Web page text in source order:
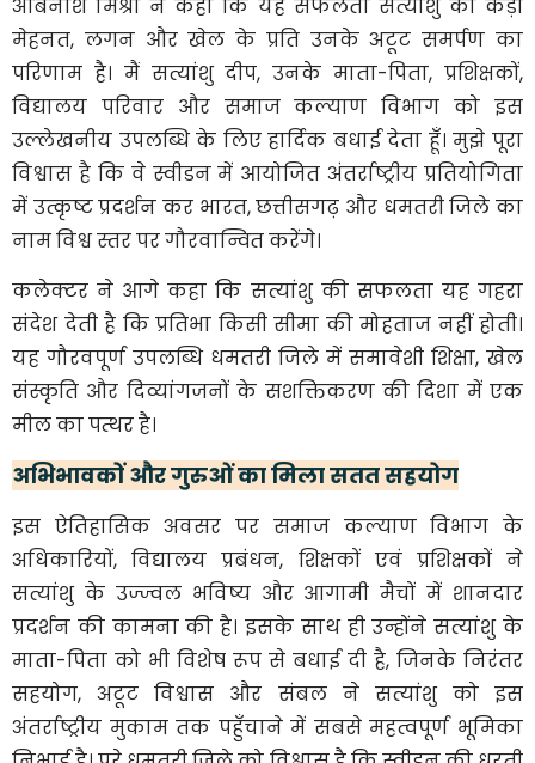
अबिनाश मिश्रा ने कहा कि यह सफलता सत्यांशु की कड़ी
मेहनत, लगन और खेल के प्रति उनके अटूट समर्पण का
परिणाम है। मैं सत्यांशु दीप, उनके माता-पिता, प्रशिक्षकों,
विद्यालय परिवार और समाज कल्याण विभाग को इस
उल्लेखनीय उपलब्धि के लिए हार्दिक बधाई देता हूँ। मुझे पूरा
विश्वास है कि वे स्वीडन में आयोजित अंतर्राष्ट्रीय प्रतियोगिता
में उत्कृष्ट प्रदर्शन कर भारत, छत्तीसगढ़ और धमतरी जिले का
नाम विश्व स्तर पर गौरवान्वित करेंगे।
कलेक्टर ने आगे कहा कि सत्यांशु की सफलता यह गहरा
संदेश देती है कि प्रतिभा किसी सीमा की मोहताज नहीं होती।
यह गौरवपूर्ण उपलब्धि धमतरी जिले में समावेशी शिक्षा, खेल
संस्कृति और दिव्यांगजनों के सशक्तिकरण की दिशा में एक
मील का पत्थर है।
अभिभावकों और गुरुओं का मिला सतत सहयोग
इस ऐतिहासिक अवसर पर समाज कल्याण विभाग के
अधिकारियों, विद्यालय प्रबंधन, शिक्षकों एवं प्रशिक्षकों ने
सत्यांशु के उज्ज्वल भविष्य और आगामी मैचों में शानदार
प्रदर्शन की कामना की है। इसके साथ ही उन्होंने सत्यांशु के
माता-पिता को भी विशेष रूप से बधाई दी है, जिनके निरंतर
सहयोग, अटूट विश्वास और संबल ने सत्यांशु को इस
अंतर्राष्ट्रीय मुकाम तक पहुँचाने में सबसे महत्वपूर्ण भूमिका